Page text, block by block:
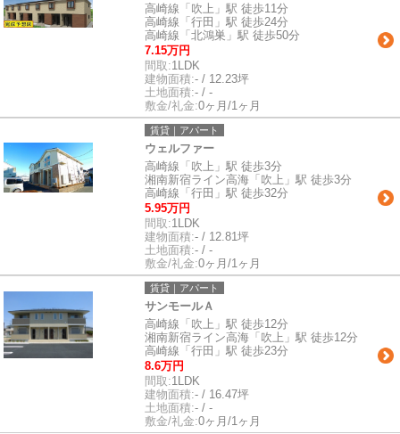
高崎線「吹上」駅 徒歩11分
高崎線「行田」駅 徒歩24分
高崎線「北鴻巣」駅 徒歩50分
7.15万円
間取:1LDK
建物面積:- / 12.23坪
土地面積:- / -
敷金/礼金:0ヶ月/1ヶ月
賃貸｜アパート
ウェルファー
高崎線「吹上」駅 徒歩3分
湘南新宿ライン高海「吹上」駅 徒歩3分
高崎線「行田」駅 徒歩32分
5.95万円
間取:1LDK
建物面積:- / 12.81坪
土地面積:- / -
敷金/礼金:0ヶ月/1ヶ月
賃貸｜アパート
サンモールＡ
高崎線「吹上」駅 徒歩12分
湘南新宿ライン高海「吹上」駅 徒歩12分
高崎線「行田」駅 徒歩23分
8.6万円
間取:1LDK
建物面積:- / 16.47坪
土地面積:- / -
敷金/礼金:0ヶ月/1ヶ月